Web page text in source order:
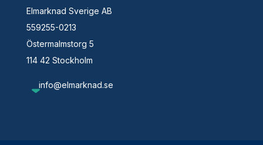
Elmarknad Sverige AB
559255-0213
Östermalmstorg 5
114 42 Stockholm
info@elmarknad.se